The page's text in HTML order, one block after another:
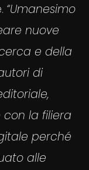
“Umanesimo
nuove
e della
di
la filiera
perché
alle